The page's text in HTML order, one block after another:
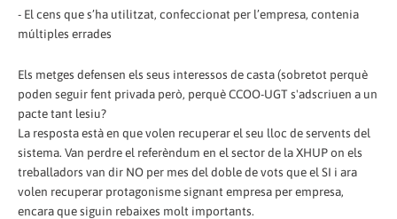
- El cens que s’ha utilitzat, confeccionat per l’empresa, contenia
múltiples errades
Els metges defensen els seus interessos de casta (sobretot perquè
poden seguir fent privada però, perquè CCOO-UGT s'adscriuen a un
pacte tant lesiu?
La resposta està en que volen recuperar el seu lloc de servents del
sistema. Van perdre el referèndum en el sector de la XHUP on els
treballadors van dir NO per mes del doble de vots que el SI i ara
volen recuperar protagonisme signant empresa per empresa,
encara que siguin rebaixes molt importants.